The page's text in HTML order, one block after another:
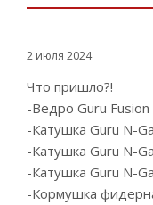
2 июля 2024
Что пришло?!
-Ведро Guru
-Катушка Guru N-
-Катушка Guru N-
-Катушка Guru N-
-Кормушка